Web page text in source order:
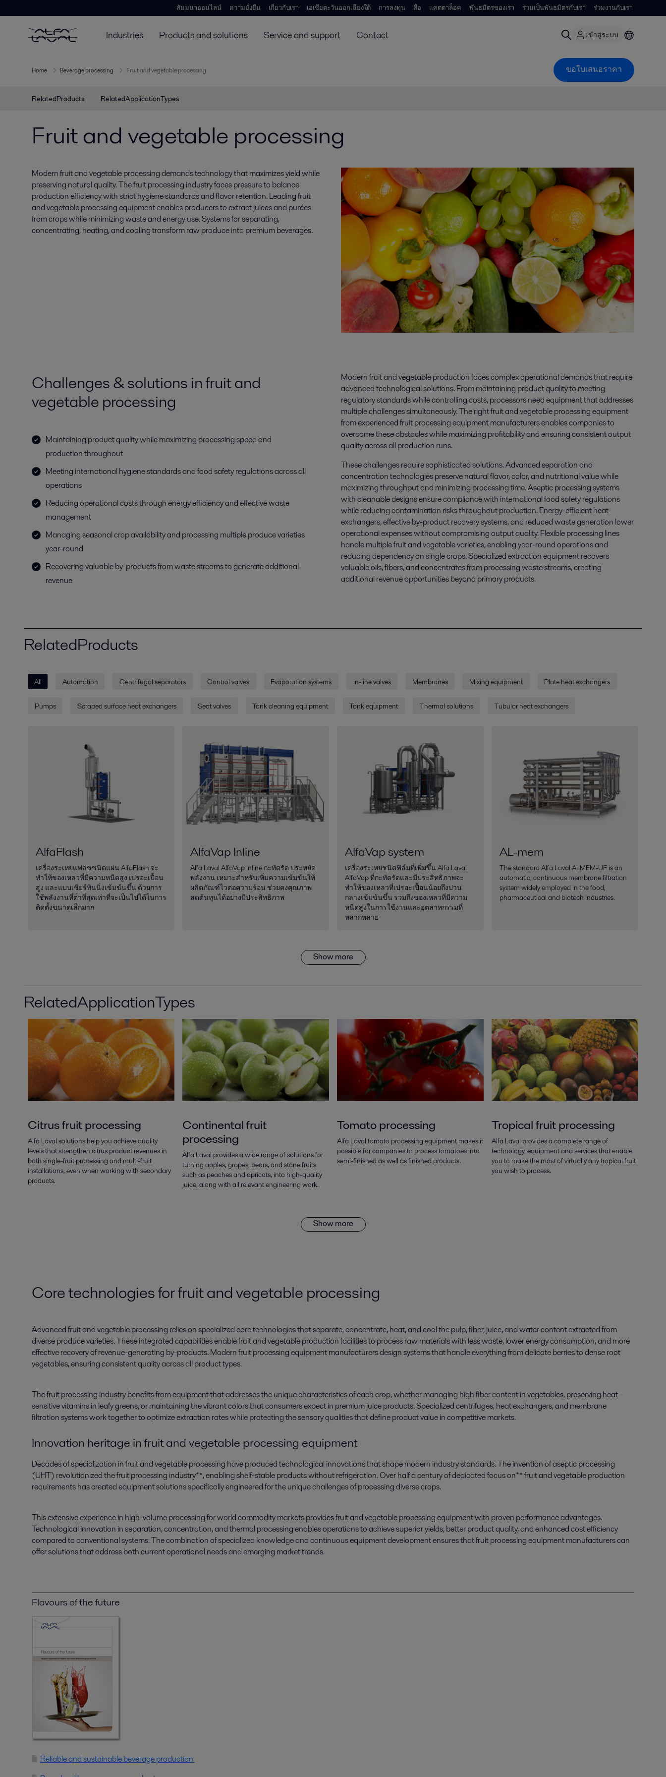
สัมมนาออนไลน์ ความยั่งยืน เกี่ยวกับเรา เอเชียตะวันออกเฉียงใต้ การลงทุน สื่อ แคตตาล็อค พันธมิตรของเรา ร่วมเป็นพันธมิตรกับเรา ร่วมงานกับเรา
Industries Products and solutions Service and support Contact เข้าสู่ระบบ
Home Beverage processing Fruit and vegetable processing ขอใบเสนอราคา
RelatedProducts RelatedApplicationTypes
Fruit and vegetable processing
Modern fruit and vegetable processing demands technology that maximizes yield while
preserving natural quality. The fruit processing industry faces pressure to balance
production efficiency with strict hygiene standards and flavor retention. Leading fruit
and vegetable processing equipment enables producers to extract juices and purées
from crops while minimizing waste and energy use. Systems for separating,
concentrating, heating, and cooling transform raw produce into premium beverages.
Challenges & solutions in fruit and
vegetable processing
Maintaining product quality while maximizing processing speed and
production throughout
Meeting international hygiene standards and food safety regulations across all
operations
Reducing operational costs through energy efficiency and effective waste
management
Managing seasonal crop availability and processing multiple produce varieties
year-round
Recovering valuable by-products from waste streams to generate additional
revenue
Modern fruit and vegetable production faces complex operational demands that require
advanced technological solutions. From maintaining product quality to meeting
regulatory standards while controlling costs, processors need equipment that addresses
multiple challenges simultaneously. The right fruit and vegetable processing equipment
from experienced fruit processing equipment manufacturers enables companies to
overcome these obstacles while maximizing profitability and ensuring consistent output
quality across all production runs.
These challenges require sophisticated solutions. Advanced separation and
concentration technologies preserve natural flavor, color, and nutritional value while
maximizing throughput and minimizing processing time. Aseptic processing systems
with cleanable designs ensure compliance with international food safety regulations
while reducing contamination risks throughout production. Energy-efficient heat
exchangers, effective by-product recovery systems, and reduced waste generation lower
operational expenses without compromising output quality. Flexible processing lines
handle multiple fruit and vegetable varieties, enabling year-round operations and
reducing dependency on single crops. Specialized extraction equipment recovers
valuable oils, fibers, and concentrates from processing waste streams, creating
additional revenue opportunities beyond primary products.
RelatedProducts
All Automation Centrifugal separators Control valves Evaporation systems In-line valves Membranes Mixing equipment Plate heat exchangers
Pumps Scraped surface heat exchangers Seat valves Tank cleaning equipment Tank equipment Thermal solutions Tubular heat exchangers
AlfaFlash
เครื่องระเหยแฟลชชนิดแผ่น AlfaFlash จะ
ทำให้ของเหลวที่มีความหนืดสูง เปรอะเปื้อน
สูง และแบบเชียร์ทินนิ่งเข้มข้นขึ้น ด้วยการ
ใช้พลังงานที่ต่ําที่สุดเท่าที่จะเป็นไปได้ในการ
ติดตั้งขนาดเล็กมาก
AlfaVap Inline
Alfa Laval AlfaVap Inline กะทัดรัด ประหยัด
พลังงาน เหมาะสำหรับเพิ่มความเข้มข้นให้
ผลิตภัณฑ์ไวต่อความร้อน ช่วยคงคุณภาพ
ลดต้นทุนได้อย่างมีประสิทธิภาพ
AlfaVap system
เครื่องระเหยชนิดฟิล์มที่เพิ่มขึ้น Alfa Laval
AlfaVap ที่กะทัดรัดและมีประสิทธิภาพจะ
ทำให้ของเหลวที่เปรอะเปื้อนน้อยถึงปาน
กลางเข้มข้นขึ้น รวมถึงของเหลวที่มีความ
หนืดสูงในการใช้งานและอุตสาหกรรมที่
หลากหลาย
AL-mem
The standard Alfa Laval ALMEM-UF is an
automatic, continuous membrane filtration
system widely employed in the food,
pharmaceutical and biotech industries.
Show more
RelatedApplicationTypes
Citrus fruit processing
Alfa Laval solutions help you achieve quality
levels that strengthen citrus product revenues in
both single-fruit processing and multi-fruit
installations, even when working with secondary
products.
Continental fruit
processing
Alfa Laval provides a wide range of solutions for
turning apples, grapes, pears, and stone fruits
such as peaches and apricots, into high-quality
juice, along with all relevant engineering work.
Tomato processing
Alfa Laval tomato processing equipment makes it
possible for companies to process tomatoes into
semi-finished as well as finished products.
Tropical fruit processing
Alfa Laval provides a complete range of
technology, equipment and services that enable
you to make the most of virtually any tropical fruit
you wish to process.
Show more
Core technologies for fruit and vegetable processing
Advanced fruit and vegetable processing relies on specialized core technologies that separate, concentrate, heat, and cool the pulp, fiber, juice, and water content extracted from
diverse produce varieties. These integrated capabilities enable fruit and vegetable production facilities to process raw materials with less waste, lower energy consumption, and more
effective recovery of revenue-generating by-products. Modern fruit processing equipment manufacturers design systems that handle everything from delicate berries to dense root
vegetables, ensuring consistent quality across all product types.
The fruit processing industry benefits from equipment that addresses the unique characteristics of each crop, whether managing high fiber content in vegetables, preserving heat-
sensitive vitamins in leafy greens, or maintaining the vibrant colors that consumers expect in premium juice products. Specialized centrifuges, heat exchangers, and membrane
filtration systems work together to optimize extraction rates while protecting the sensory qualities that define product value in competitive markets.
Innovation heritage in fruit and vegetable processing equipment
Decades of specialization in fruit and vegetable processing have produced technological innovations that shape modern industry standards. The invention of aseptic processing
(UHT) revolutionized the fruit processing industry**, enabling shelf-stable products without refrigeration. Over half a century of dedicated focus on** fruit and vegetable production
requirements has created equipment solutions specifically engineered for the unique challenges of processing diverse crops.
This extensive experience in high-volume processing for world commodity markets provides fruit and vegetable processing equipment with proven performance advantages.
Technological innovation in separation, concentration, and thermal processing enables operations to achieve superior yields, better product quality, and enhanced cost efficiency
compared to conventional systems. The combination of specialized knowledge and continuous equipment development ensures that fruit processing equipment manufacturers can
offer solutions that address both current operational needs and emerging market trends.
Flavours of the future
Reliable and sustainable beverage production